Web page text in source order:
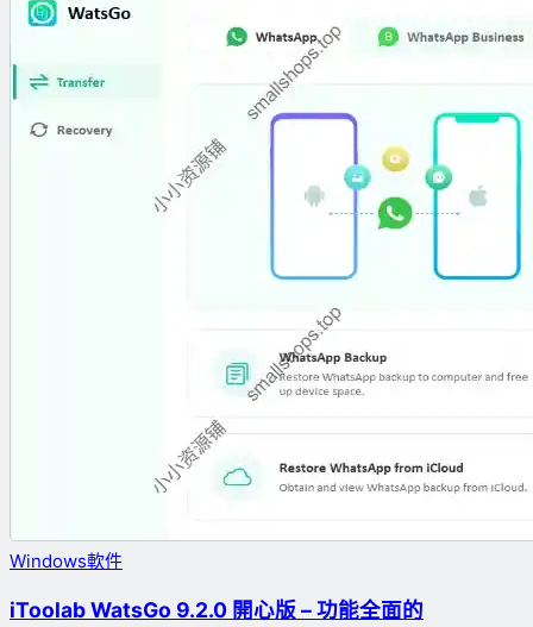
Windows軟件
iToolab WatsGo 9.2.0 開心版 – 功能全面的